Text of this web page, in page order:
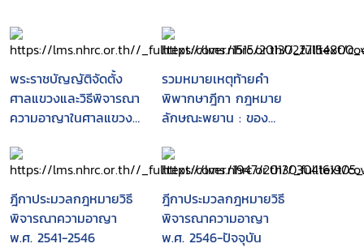
พระราชบัญญัติจัดตั้ง
ศาลแขวงและวิธีพิจารณา
ความอาญาในศาลแขวง
บรรทัดฐานคำพิพากษา
ศาลฎีกา
รวมหมายเหตุท้ายคำ
พิพากษาฎีกา กฎหมาย
ลักษณะพยาน : ของ
ศภัทิย์
ฎีกาประมวลกฎหมายวิธี
พิจารณาความอาญา
พ.ศ. 2541-2546
ฎีกาประมวลกฎหมายวิธี
พิจารณาความอาญา
พ.ศ. 2546-ปัจจุบัน